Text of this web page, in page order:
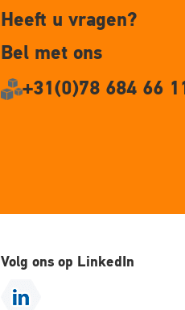
Heeft u vragen?
Bel met ons
+31(0)78 684 66 11
Volg ons op LinkedIn